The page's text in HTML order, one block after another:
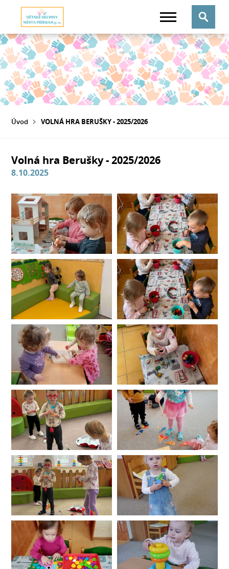
Úvod VOLNÁ HRA BERUŠKY - 2025/2026
Volná hra Berušky - 2025/2026
8.10.2025